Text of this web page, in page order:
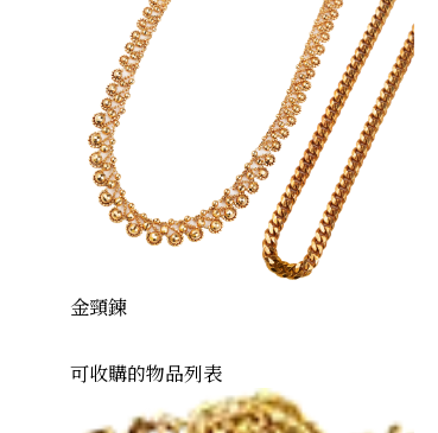
金頸鍊
可收購的物品列表